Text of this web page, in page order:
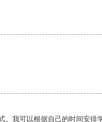
我可以根据自己的时间安排